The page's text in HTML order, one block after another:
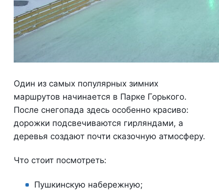
Один из самых популярных зимних
маршрутов начинается в Парке Горького.
После снегопада здесь особенно красиво:
дорожки подсвечиваются гирляндами, а
деревья создают почти сказочную атмосферу.
Что стоит посмотреть:
Пушкинскую набережную;